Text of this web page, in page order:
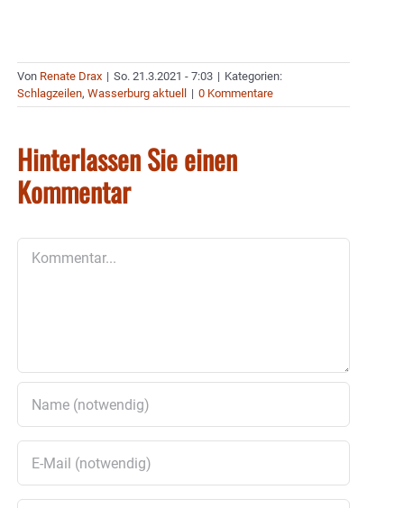
Von Renate Drax | So. 21.3.2021 - 7:03 | Kategorien:
Schlagzeilen, Wasserburg aktuell | 0 Kommentare
Hinterlassen Sie einen
Kommentar